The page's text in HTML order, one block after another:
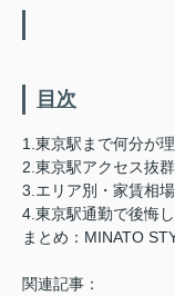
目次
1.東京駅まで何分が
2.東京駅アクセス抜
3.エリア別・家賃相
4.東京駅通勤で後悔
まとめ：MINATO
関連記事：